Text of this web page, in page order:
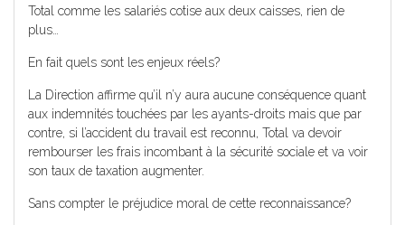
Total comme les salariés cotise aux deux caisses, rien de
plus…
En fait quels sont les enjeux réels?
La Direction affirme qu’il n’y aura aucune conséquence quant
aux indemnités touchées par les ayants-droits mais que par
contre, si l’accident du travail est reconnu, Total va devoir
rembourser les frais incombant à la sécurité sociale et va voir
son taux de taxation augmenter.
Sans compter le préjudice moral de cette reconnaissance?